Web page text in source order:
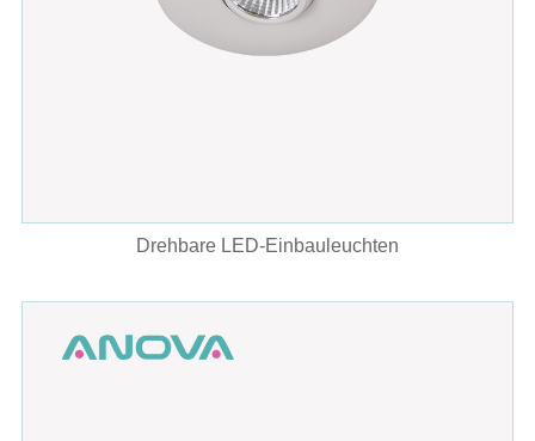
Drehbare LED-Einbauleuchten